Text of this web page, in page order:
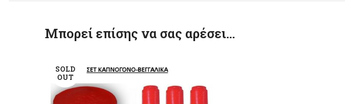
Μπορεί επίσης να σας αρέσει…
SOLD
OUT